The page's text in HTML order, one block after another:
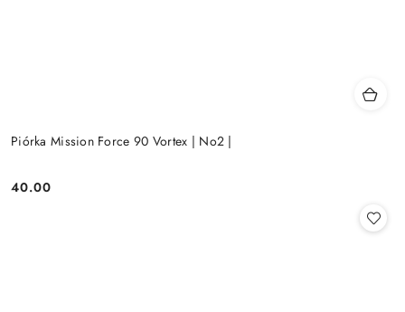
Piórka Mission Force 90 Vortex | No2 |
Cena:
40.00